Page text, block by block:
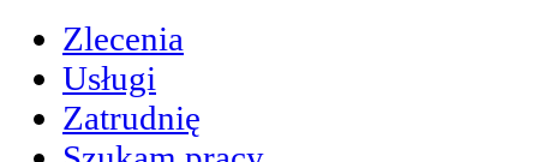
Zlecenia
Usługi
Zatrudnię